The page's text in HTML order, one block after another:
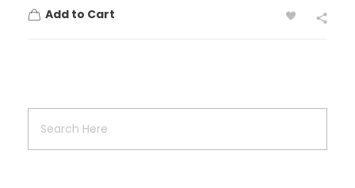
Add to Cart